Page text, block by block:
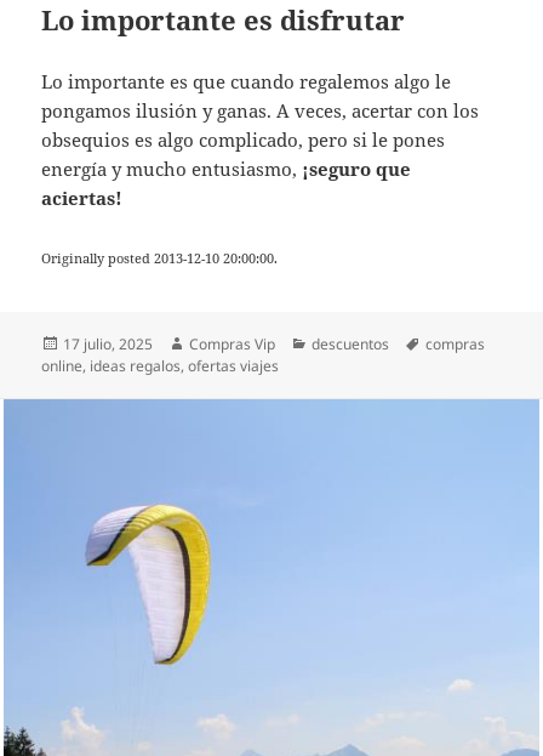
Lo importante es disfrutar
Lo importante es que cuando regalemos algo le
pongamos ilusión y ganas. A veces, acertar con los
obsequios es algo complicado, pero si le pones
energía y mucho entusiasmo, ¡seguro que
aciertas!
Originally posted 2013-12-10 20:00:00.
Publicado
el
17 julio, 2025 Autor
Compras Vip Categorías
descuentos Etiquetas
compras
online, ideas regalos,ofertas viajes